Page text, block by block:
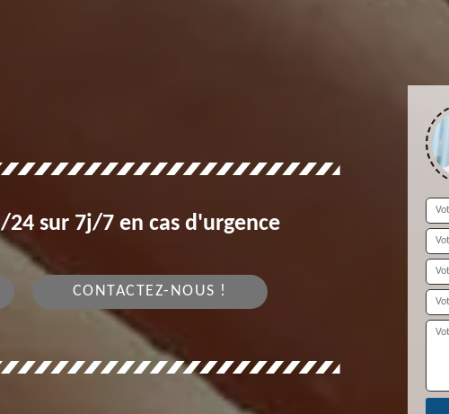
sur 7j/7 en cas d'urgence
CONTACTEZ-NOUS !